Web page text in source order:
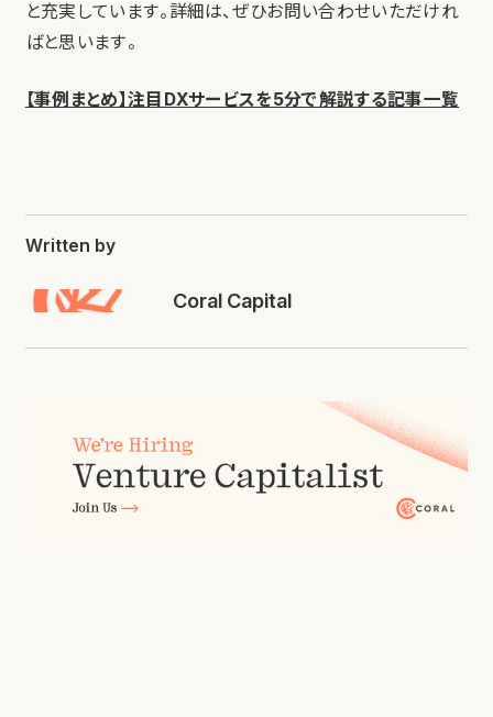
と充実しています。詳細は、ぜひお問い合わせいただけれ
ばと思います。
【事例まとめ】注目DXサービスを5分で解説する記事一覧
Written by
Coral Capital